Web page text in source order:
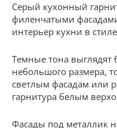
Серый кухонный
филенчатыми
интерьер кухни в
Темные тона выглядят
небольшого размера,
светлым фасадам или
гарнитура белым
Фасады под металлик